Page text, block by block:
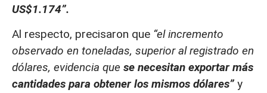
US$1.174”.
Al respecto, precisaron que “el incremento
observado en toneladas, superior al registrado en
dólares, evidencia que se necesitan exportar más
cantidades para obtener los mismos dólares” y